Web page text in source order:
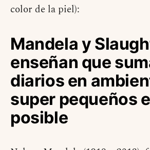
color de la piel):
Mandela y
enseñan que
diarios en
super pequeños
posible